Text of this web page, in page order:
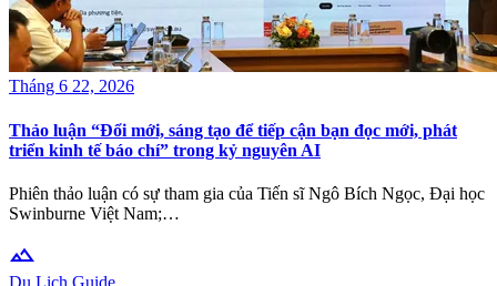
Tháng 6 22, 2026
Thảo luận “Đổi mới, sáng tạo để tiếp cận bạn đọc mới, phát
triển kinh tế báo chí” trong kỷ nguyên AI
Phiên thảo luận có sự tham gia của Tiến sĩ Ngô Bích Ngọc, Đại học
Swinburne Việt Nam;…
terrain
Du Lịch Guide